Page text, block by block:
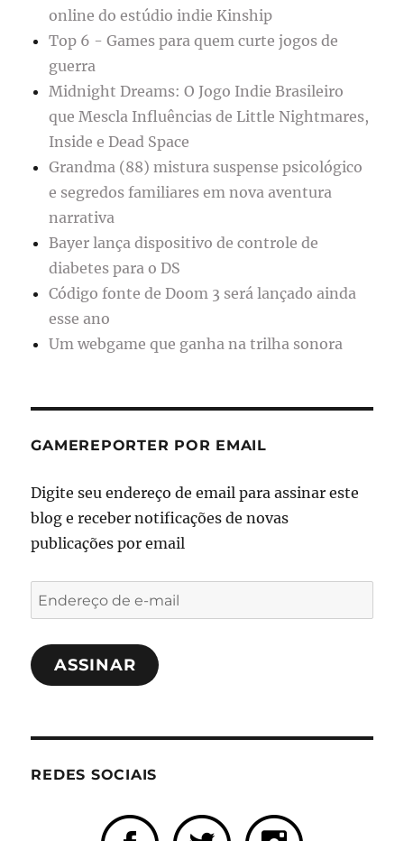
online do estúdio indie Kinship
Top 6 - Games para quem curte jogos de
guerra
Midnight Dreams: O Jogo Indie Brasileiro
que Mescla Influências de Little Nightmares,
Inside e Dead Space
Grandma (88) mistura suspense psicológico
e segredos familiares em nova aventura
narrativa
Bayer lança dispositivo de controle de
diabetes para o DS
Código fonte de Doom 3 será lançado ainda
esse ano
Um webgame que ganha na trilha sonora
GAMEREPORTER POR EMAIL
Digite seu endereço de email para assinar este
blog e receber notificações de novas
publicações por email
Endereço
de
e-
mailASSINAR
REDES SOCIAIS